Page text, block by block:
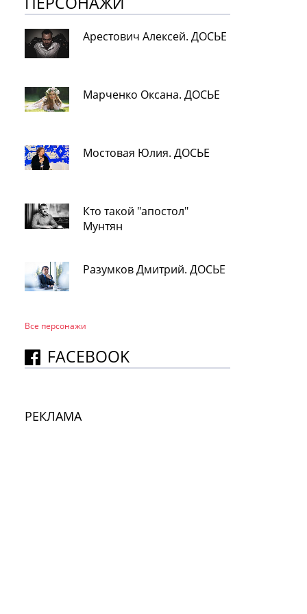
Арестович Алексей. ДОСЬЕ
Марченко Оксана. ДОСЬЕ
Мостовая Юлия. ДОСЬЕ
Кто такой "апостол"
Мунтян
Разумков Дмитрий. ДОСЬЕ
Все персонажи
FACEBOOK
РЕКЛАМА